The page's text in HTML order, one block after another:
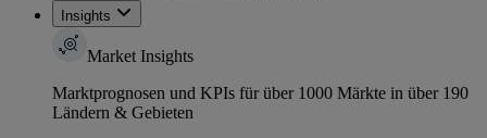
Insights
Market Insights
Marktprognosen und KPIs für über 1000 Märkte in über 190
Ländern & Gebieten